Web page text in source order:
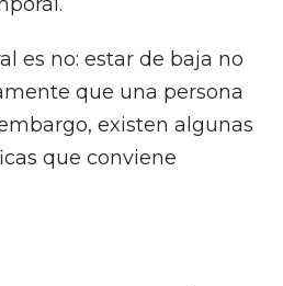
es no: estar de baja no
que una persona
existen algunas
que conviene